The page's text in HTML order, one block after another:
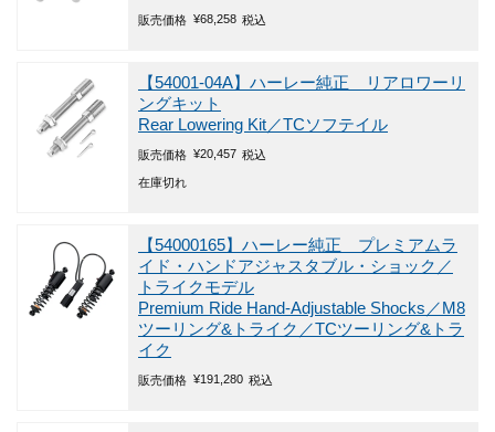
販売価格 ¥68,258 税込
【54001-04A】ハーレー純正 リアロワーリ
ングキット
Rear Lowering Kit／TCソフテイル
販売価格 ¥20,457 税込
在庫切れ
【54000165】ハーレー純正 プレミアムラ
イド・ハンドアジャスタブル・ショック／
トライクモデル
Premium Ride Hand-Adjustable Shocks／M8
ツーリング&トライク／TCツーリング&トラ
イク
販売価格 ¥191,280 税込